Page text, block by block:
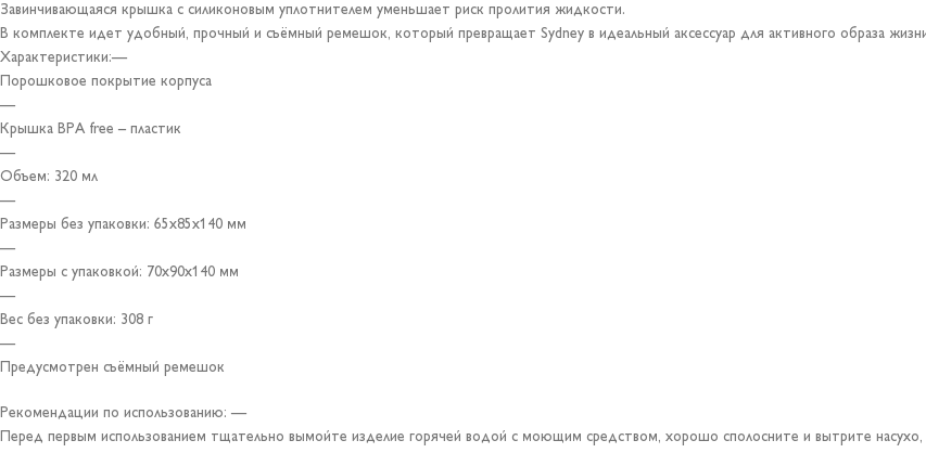
Завинчивающаяся крышка с силиконовым уплотнителем уменьшает риск пролития жидкости.
В комплекте идет удобный, прочный и съёмный ремешок, который превращает Sydney в идеальный аксессуар для активного образа
Характеристики:—
Порошковое покрытие корпуса
—
Крышка BPA free – пластик
—
Объем: 320 мл
—
Размеры без упаковки: 65х85х140 мм
—
Размеры с упаковкой: 70х90х140 мм
—
Вес без упаковки: 308 г
—
Предусмотрен съёмный ремешок
Рекомендации по использованию: —
Перед первым использованием тщательно вымойте изделие горячей водой с моющим средством, хорошо сполосните и вытрите